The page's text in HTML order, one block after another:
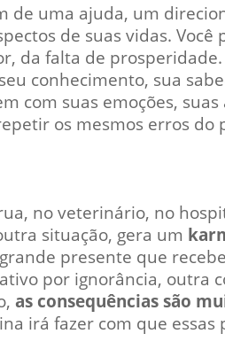
de uma ajuda, um
de suas vidas. Você
da falta de prosperidade.
conhecimento, sua
com suas emoções,
os mesmos erros do
no veterinário, no
situação, gera um
presente que
por ignorância, outra
as consequências são
irá fazer com que essas